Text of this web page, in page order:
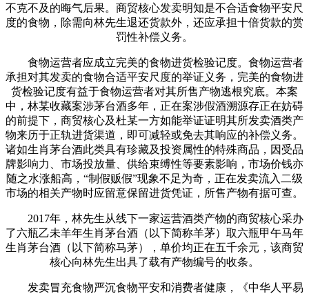
不克不及的晦气后果。商贸核心发卖明知是不合适食物平安尺
度的食物，除需向林先生退还货款外，还应承担十倍货款的赏
罚性补偿义务。
食物运营者应成立完美的食物进货检验记度。食物运营者
承担对其发卖的食物合适平安尺度的举证义务，完美的食物进
货检验记度有益于食物运营者对其所售产物逃根究底。本案
中，林某收藏案涉茅台酒多年，正在案涉假酒溯源存正在妨碍
的前提下，商贸核心及杜某一方如能举证证明其所发卖酒类产
物来历于正轨进货渠道，即可减轻或免去其响应的补偿义务。
诸如生肖茅台酒此类具有珍藏及投资属性的特殊商品，因受品
牌影响力、市场投放量、供给束缚性等要素影响，市场价钱亦
随之水涨船高，“制假贩假”现象不足为奇，正在发卖流入二级
市场的相关产物时应留意保留进货凭证，所售产物有据可查。
2017年，林先生从线下一家运营酒类产物的商贸核心采办
了六瓶乙未羊年生肖茅台酒（以下简称羊茅）取六瓶甲午马年
生肖茅台酒（以下简称马茅），单价均正在五千余元，该商贸
核心向林先生出具了载有产物编号的收条。
发卖冒充食物严沉食物平安和消费者健康，《中华人平易